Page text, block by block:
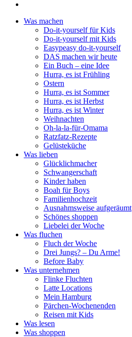
Was machen
Do-it-yourself für Kids
Do-it-yourself mit Kids
Easypeasy do-it-yourself
DAS machen wir heute
Ein Buch – eine Idee
Hurra, es ist Frühling
Ostern
Hurra, es ist Sommer
Hurra, es ist Herbst
Hurra, es ist Winter
Weihnachten
Oh-la-la-für-Omama
Ratzfatz-Rezepte
Gelüsteküche
Was lieben
Glücklichmacher
Schwangerschaft
Kinder haben
Boah für Boys
Familienhochzeit
Ausnahmsweise aufgeräumt
Schönes shoppen
Liebelei der Woche
Was fluchen
Fluch der Woche
Drei Jungs? – Du Arme!
Before Baby
Was unternehmen
Flinke Fluchten
Latte Locations
Mein Hamburg
Pärchen-Wochenenden
Reisen mit Kids
Was lesen
Was shoppen